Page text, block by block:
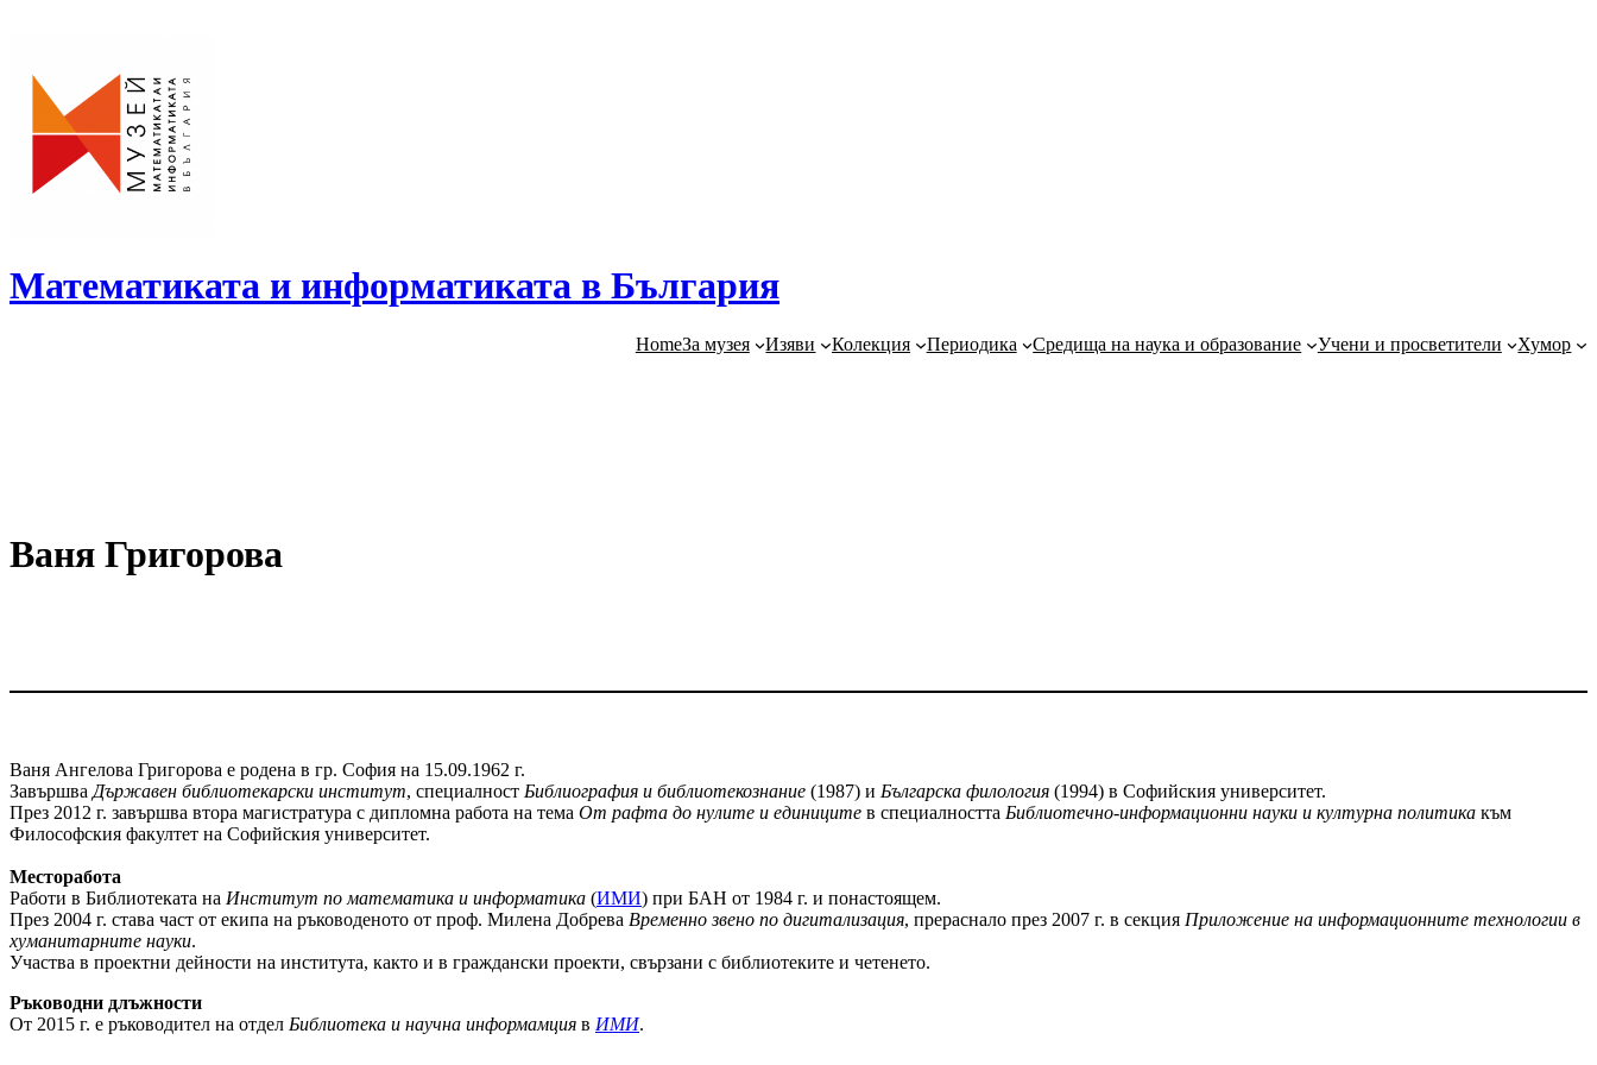
Математиката и информатиката в България
HomeЗа музея Изяви Колекция Периодика Средища на наука и образование Учени и просветители Хумор
Ваня Григорова
Ваня Ангелова Григорова e родена в гр. София на 15.09.1962 г.
Завършва Държавeн библиотекарски институт, специалност Библиография и библиотекознание (1987) и Българска филология (1994) в Софийския университет.
През 2012 г. завършва втора магистратура с дипломна работа на тема От рафта до нулите и единиците в специалността Библиотечно-информационни науки и културна политика към
Философския факултет на Софийския университет.
Месторабота
Работи в Библиотеката на Институт по математика и информатика (ИМИ) при БАН от 1984 г. и понастоящем.
През 2004 г. става част от екипа на ръководеното от проф. Милена Добрева Временно звено по дигитализация, прераснало през 2007 г. в секция Приложение на информационните технологии в
хуманитарните науки.
Участва в проектни дейности на института, както и в граждански проекти, свързани с библиотеките и четенето.
Ръководни длъжности
От 2015 г. е ръководител на отдел Библиотека и научна информамция в ИМИ.